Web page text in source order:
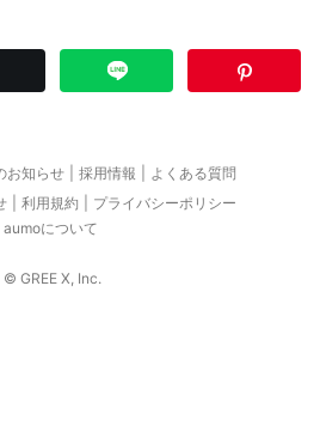
お知らせ 採用情報
よくある質問
利用規約
プライバシーポリシー
aumoについて
© GREE X, Inc.